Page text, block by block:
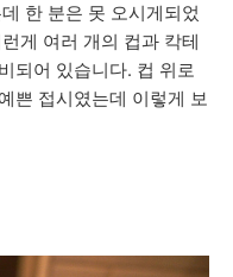
한 분은 못 오시게되었
게 여러 개의 컵과 칵테
되어 있습니다. 컵 위로
쁜 접시였는데 이렇게 보